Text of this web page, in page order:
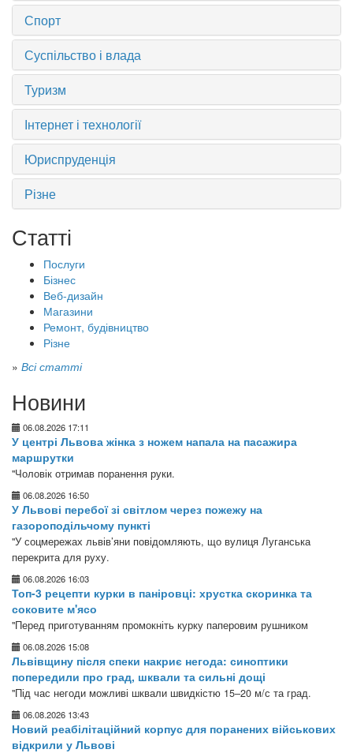
Спорт
Суспільство і влада
Туризм
Інтернет і технології
Юриспруденція
Різне
Статті
Послуги
Бізнес
Веб-дизайн
Магазини
Ремонт, будівництво
Різне
» Всі статті
Новини
06.08.2026 17:11
У центрі Львова жінка з ножем напала на пасажира
маршрутки
"Чоловік отримав поранення руки.
06.08.2026 16:50
У Львові перебої зі світлом через пожежу на
газороподільчому пункті
"У соцмережах львів’яни повідомляють, що вулиця Луганська
перекрита для руху.
06.08.2026 16:03
Топ-3 рецепти курки в паніровці: хрустка скоринка та
соковите м'ясо
"Перед приготуванням промокніть курку паперовим рушником
06.08.2026 15:08
Львівщину після спеки накриє негода: синоптики
попередили про град, шквали та сильні дощі
"Під час негоди можливі шквали швидкістю 15–20 м/с та град.
06.08.2026 13:43
Новий реабілітаційний корпус для поранених військових
відкрили у Львові